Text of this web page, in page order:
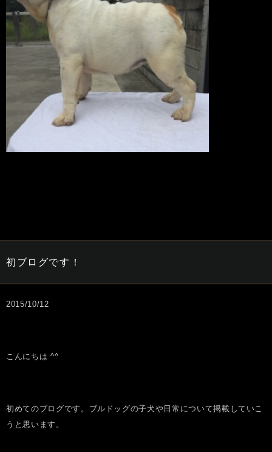
初ブログです！
2015/10/12
こんにちは ^^
初めてのブログです。ブルドッグの子犬や日常について掲載していこ
うと思います。